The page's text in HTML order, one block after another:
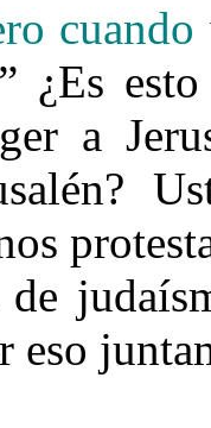
¿Es esto
a
de
eso